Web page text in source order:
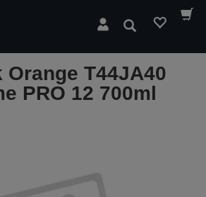
Søk
T44JA40
PRO 12 700ml